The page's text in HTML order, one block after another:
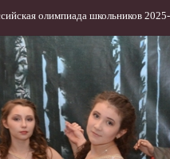
олимпиада школьников